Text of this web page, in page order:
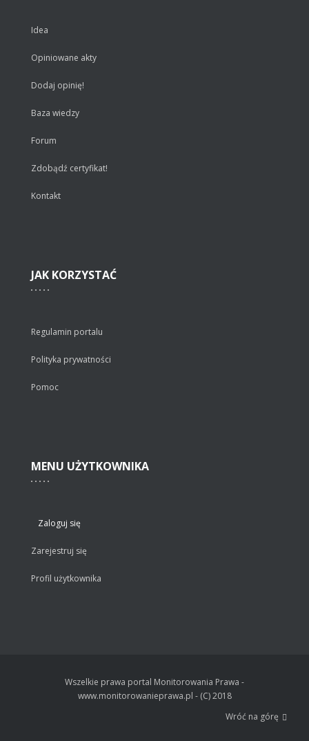
Idea
Opiniowane akty
Dodaj opinię!
Baza wiedzy
Forum
Zdobądź certyfikat!
Kontakt
JAK KORZYSTAĆ
Regulamin portalu
Polityka prywatności
Pomoc
MENU UŻYTKOWNIKA
Zaloguj się
Zarejestruj się
Profil użytkownika
Wszelkie prawa portal Monitorowania Prawa -
www.monitorowanieprawa.pl - (C) 2018
Wróć na górę